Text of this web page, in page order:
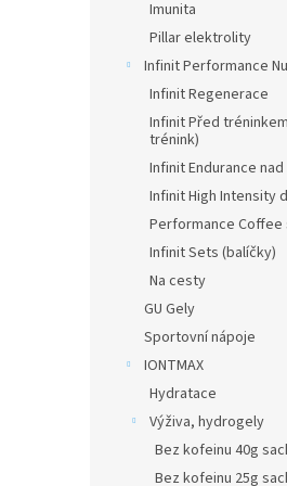
Imunita
Pillar elektrolity
Infinit Performance
Infinit Regenerace
Infinit Před
trénink)
Infinit Endurance nad
Infinit High Intensity
Performance Coffee
Infinit Sets (balíčky)
Na cesty
GU Gely
Sportovní nápoje
IONTMAX
Hydratace
Výživa, hydrogely
Bez kofeinu 40g
Bez kofeinu 25g